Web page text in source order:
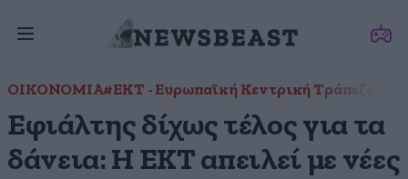
ΟΙΚΟΝΟΜΙΑ#ΕΚΤ - Ευρωπαϊκή Κεντρική Τράπεζα
Εφιάλτης δίχως τέλος για τα
δάνεια: Η ΕΚΤ απειλεί με νέες